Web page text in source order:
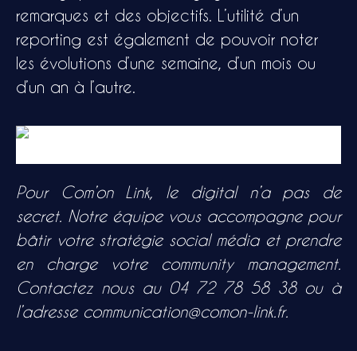
remarques et des objectifs. L’utilité d’un
reporting est également de pouvoir noter
les évolutions d’une semaine, d’un mois ou
d’un an à l’autre.
Pour Com’on Link, le digital n’a pas de
secret. Notre équipe vous accompagne pour
bâtir votre stratégie social média et prendre
en charge votre community management.
Contactez nous au 04 72 78 58 38 ou à
l’adresse communication@comon-link.fr.